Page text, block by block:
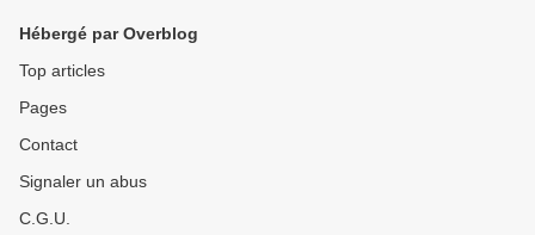
Hébergé par Overblog
Top articles
Pages
Contact
Signaler un abus
C.G.U.